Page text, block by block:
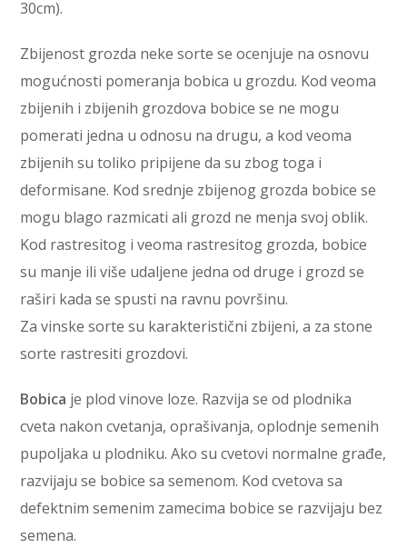
30cm).
Zbijenost grozda neke sorte se ocenjuje na osnovu
mogućnosti pomeranja bobica u grozdu. Kod veoma
zbijenih i zbijenih grozdova bobice se ne mogu
pomerati jedna u odnosu na drugu, a kod veoma
zbijenih su toliko pripijene da su zbog toga i
deformisane. Kod srednje zbijenog grozda bobice se
mogu blago razmicati ali grozd ne menja svoj oblik.
Kod rastresitog i veoma rastresitog grozda, bobice
su manje ili više udaljene jedna od druge i grozd se
raširi kada se spusti na ravnu površinu.
Za vinske sorte su karakteristični zbijeni, a za stone
sorte rastresiti grozdovi.
Bobica je plod vinove loze. Razvija se od plodnika
cveta nakon cvetanja, oprašivanja, oplodnje semenih
pupoljaka u plodniku. Ako su cvetovi normalne građe,
razvijaju se bobice sa semenom. Kod cvetova sa
defektnim semenim zamecima bobice se razvijaju bez
semena.